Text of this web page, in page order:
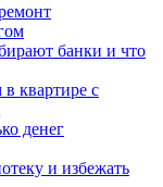
банки и что
квартире с
денег
и избежать